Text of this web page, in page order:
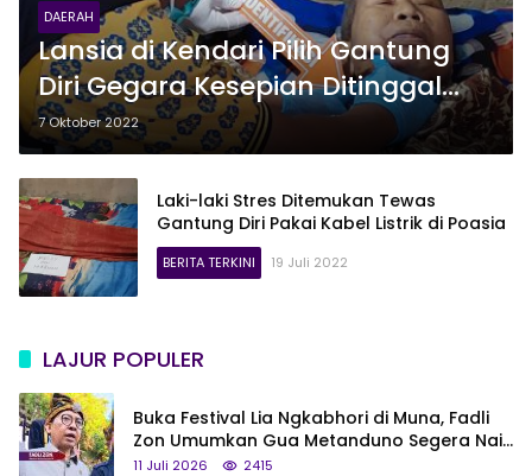
DAERAH
Lansia di Kendari Pilih Gantung
Diri Gegara Kesepian Ditinggal
Anak Kandung
7 Oktober 2022
Laki-laki Stres Ditemukan Tewas
Gantung Diri Pakai Kabel Listrik di Poasia
BERITA TERKINI 19 Juli 2022
LAJUR POPULER
Buka Festival Lia Ngkabhori di Muna, Fadli
Zon Umumkan Gua Metanduno Segera Naik
Status Jadi Cagar Budaya Nasional
11 Juli 2026 2415